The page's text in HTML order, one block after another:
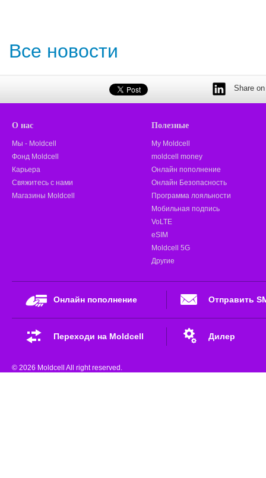
Все новости
Share
О нас
Мы - Moldcell
Фонд Moldcell
Карьера
Свяжитесь с нами
Магазины Moldcell
Полезные
My Moldcell
moldcell money
Онлайн пополнение
Онлайн Безопасность
Программа лояльности
Мобильная подпись
VoLTE
eSIM
Moldcell 5G
Другие
Онлайн пополнение Отправить
Переходи на Moldcell Дилер
© 2026 Moldcell All right reserved.